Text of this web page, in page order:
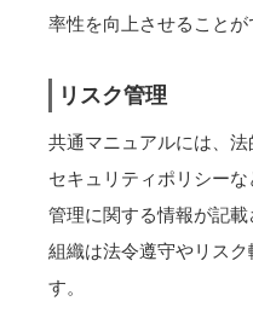
率性を向上させることが
リスク管理
共通マニュアルには、法
セキュリティポリシー
管理に関する情報が記載
組織は法令遵守やリス
す。